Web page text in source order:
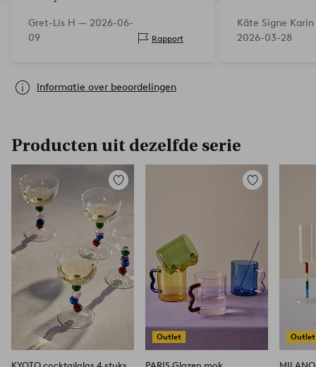
met blauwe voet heb.
Gret-Lis H — 2026-06-
09
Rapport
Käte Signe
2026-03-28
Informatie over beoordelingen
Producten uit dezelfde serie
Toevoegen
favorieten
KYOTO cocktailglas 4 stuks
Outlet
Toevoegen
PARIS Glazen mok
Outlet